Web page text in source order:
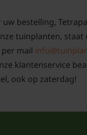
de aarde rond
Zet Tetrapanax
de pot, druk de
Voor een
van 1 tot 2 planten
uw bestelling,
tuinplanten, staat
mail
klantenservice
ook op zaterdag!